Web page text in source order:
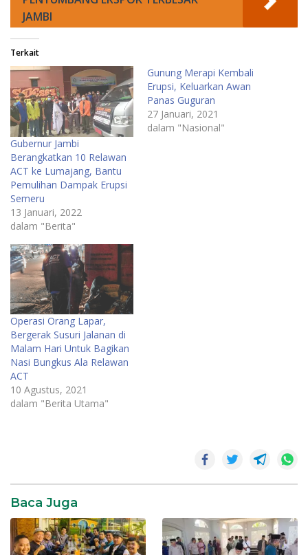
JAMBI
Terkait
Gubernur Jambi
Berangkatkan 10 Relawan
ACT ke Lumajang, Bantu
Pemulihan Dampak Erupsi
Semeru
13 Januari, 2022
dalam "Berita"
Gunung Merapi Kembali
Erupsi, Keluarkan Awan
Panas Guguran
27 Januari, 2021
dalam "Nasional"
Operasi Orang Lapar,
Bergerak Susuri Jalanan di
Malam Hari Untuk Bagikan
Nasi Bungkus Ala Relawan
ACT
10 Agustus, 2021
dalam "Berita Utama"
Baca Juga